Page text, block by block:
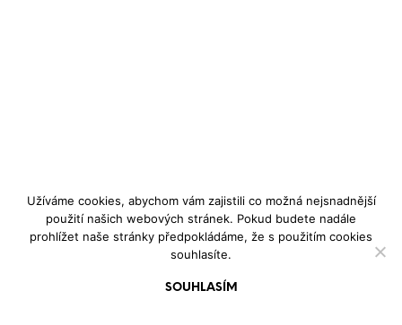
Užíváme cookies, abychom vám zajistili co možná nejsnadnější
použití našich webových stránek. Pokud budete nadále
prohlížet naše stránky předpokládáme, že s použitím cookies
souhlasíte.
SOUHLASÍM